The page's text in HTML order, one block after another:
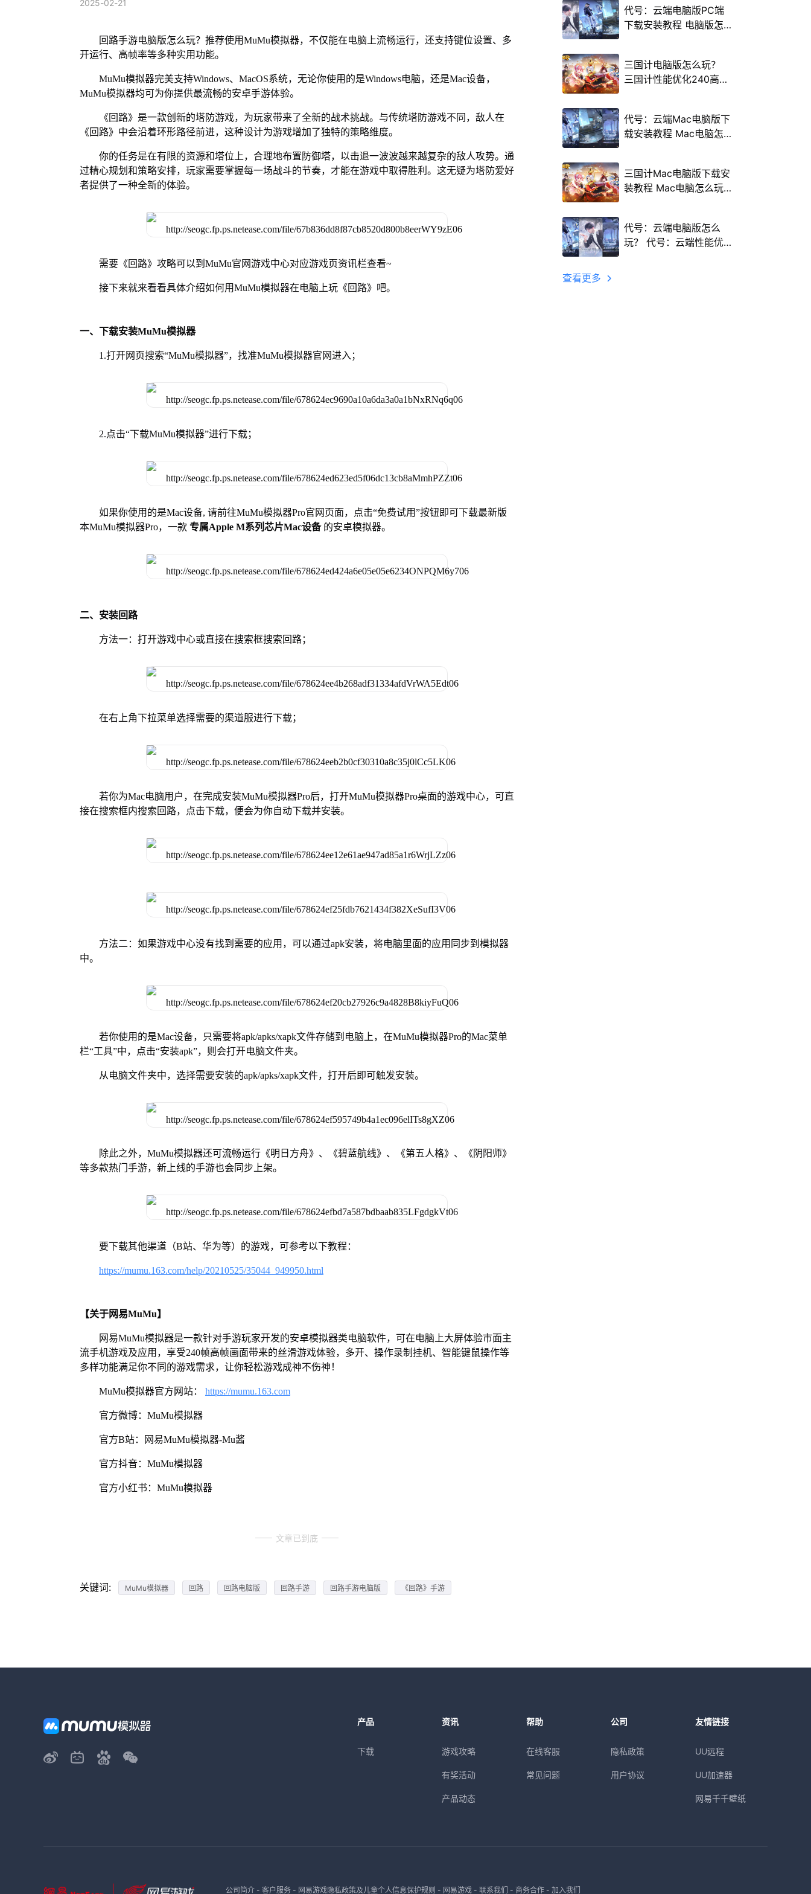
2025-02-21
回路手游电脑版怎么玩？推荐使用MuMu模拟器，不仅能在电脑上流畅运行，还支持键位设置、多
开运行、高帧率等多种实用功能。
MuMu模拟器完美支持Windows、MacOS系统，无论你使用的是Windows电脑，还是Mac设备，
MuMu模拟器均可为你提供最流畅的安卓手游体验。
《回路》是一款创新的塔防游戏，为玩家带来了全新的战术挑战。与传统塔防游戏不同，敌人在
《回路》中会沿着环形路径前进，这种设计为游戏增加了独特的策略维度。
你的任务是在有限的资源和塔位上，合理地布置防御塔，以击退一波波越来越复杂的敌人攻势。通
过精心规划和策略安排，玩家需要掌握每一场战斗的节奏，才能在游戏中取得胜利。这无疑为塔防爱好
者提供了一种全新的体验。
需要《回路》攻略可以到MuMu官网游戏中心对应游戏页资讯栏查看~
接下来就来看看具体介绍如何用MuMu模拟器在电脑上玩《回路》吧。
一、下载安装MuMu模拟器
1.打开网页搜索“MuMu模拟器”，找准MuMu模拟器官网进入；
2.点击“下载MuMu模拟器”进行下载；
如果你使用的是Mac设备, 请前往MuMu模拟器Pro官网页面，点击“免费试用”按钮即可下载最新版
本MuMu模拟器Pro，一款 专属Apple M系列芯片Mac设备 的安卓模拟器。
二、安装回路
方法一：打开游戏中心或直接在搜索框搜索回路；
在右上角下拉菜单选择需要的渠道服进行下载；
若你为Mac电脑用户，在完成安装MuMu模拟器Pro后，打开MuMu模拟器Pro桌面的游戏中心，可直
接在搜索框内搜索回路，点击下载，便会为你自动下载并安装。
方法二：如果游戏中心没有找到需要的应用，可以通过apk安装，将电脑里面的应用同步到模拟器
中。
若你使用的是Mac设备，只需要将apk/apks/xapk文件存储到电脑上，在MuMu模拟器Pro的Mac菜单
栏“工具”中，点击“安装apk”，则会打开电脑文件夹。
从电脑文件夹中，选择需要安装的apk/apks/xapk文件，打开后即可触发安装。
除此之外，MuMu模拟器还可流畅运行《明日方舟》、《碧蓝航线》、《第五人格》、《阴阳师》
等多款热门手游，新上线的手游也会同步上架。
要下载其他渠道（B站、华为等）的游戏，可参考以下教程：
https://mumu.163.com/help/20210525/35044_949950.html
【关于网易MuMu】
网易MuMu模拟器是一款针对手游玩家开发的安卓模拟器类电脑软件，可在电脑上大屏体验市面主
流手机游戏及应用，享受240帧高帧画面带来的丝滑游戏体验，多开、操作录制挂机、智能键鼠操作等
多样功能满足你不同的游戏需求，让你轻松游戏成神不伤神！
MuMu模拟器官方网站： https://mumu.163.com
官方微博：MuMu模拟器
官方B站：网易MuMu模拟器-Mu酱
官方抖音：MuMu模拟器
官方小红书：MuMu模拟器
文章已到底
关键词: MuMu模拟器 回路 回路电脑版 回路手游 回路手游电脑版 《回路》手游
代号：云端电脑版PC端
下载安装教程 电脑版怎
三国计电脑版怎么玩？
三国计性能优化240高帧
代号：云端Mac电脑版下
载安装教程 Mac电脑怎
三国计Mac电脑版下载安
装教程 Mac电脑怎么玩
代号：云端电脑版怎么
玩？ 代号：云端性能优
查看更多
产品
下载
资讯
游戏攻略
有奖活动
产品动态
帮助
在线客服
常见问题
公司
隐私政策
用户协议
友情链接
UU远程
UU加速器
网易千千壁纸
公司简介- 客户服务- 网易游戏隐私政策及儿童个人信息保护规则 - 网易游戏- 联系我们 - 商务合作- 加入我们